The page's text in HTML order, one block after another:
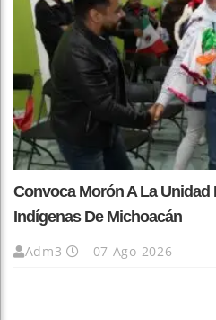
Convoca Morón A La
Indígenas De Michoacán
Adm3 07 Ago 2026